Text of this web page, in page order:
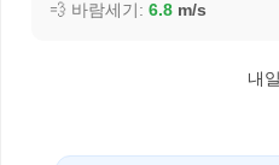
💨 바람세기: 6.8 m/s
내